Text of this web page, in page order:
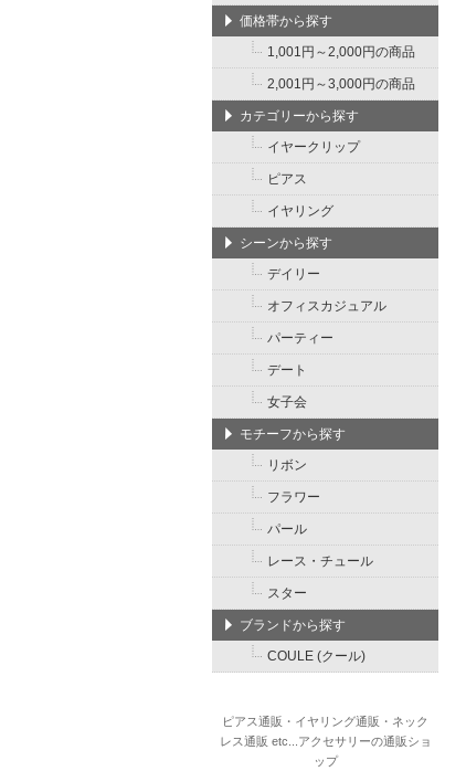
価格帯から探す
1,001円～2,000円の商品
2,001円～3,000円の商品
カテゴリーから探す
イヤークリップ
ピアス
イヤリング
シーンから探す
デイリー
オフィスカジュアル
パーティー
デート
女子会
モチーフから探す
リボン
フラワー
パール
レース・チュール
スター
ブランドから探す
COULE (クール)
ピアス通販・イヤリング通販・ネック
レス通販 etc...アクセサリーの通販ショ
ップ